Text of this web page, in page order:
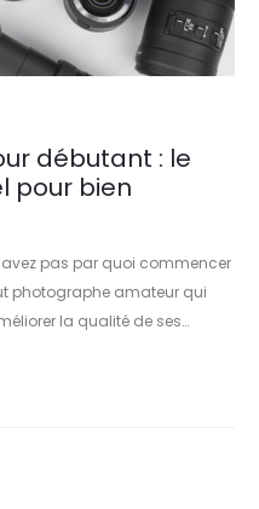
débutant : le
pour bien
pas par quoi commencer
photographe amateur qui
la qualité de ses…